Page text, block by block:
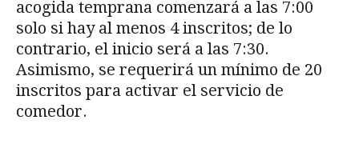
acogida temprana comenzará a las 7:00
solo si hay al menos 4 inscritos; de lo
contrario, el inicio será a las 7:30.
Asimismo, se requerirá un mínimo de 20
inscritos para activar el servicio de
comedor.